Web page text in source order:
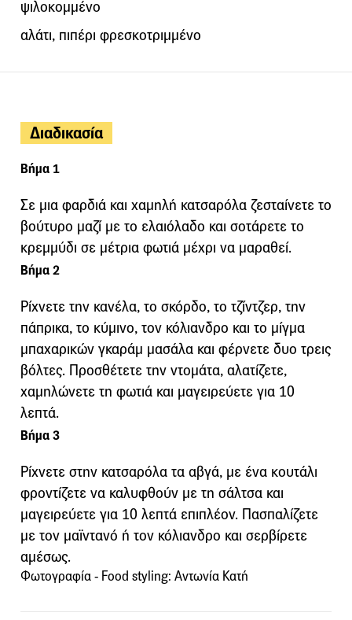
ψιλοκομμένο
αλάτι, πιπέρι φρεσκοτριμμένο
Διαδικασία
Βήμα 1
Σε μια φαρδιά και χαμηλή κατσαρόλα ζεσταίνετε το
βούτυρο μαζί με το ελαιόλαδο και σοτάρετε το
κρεμμύδι σε μέτρια φωτιά μέχρι να μαραθεί.
Βήμα 2
Ρίχνετε την κανέλα, το σκόρδο, το τζίντζερ, την
πάπρικα, το κύμινο, τον κόλιανδρο και το μίγμα
μπαχαρικών γκαράμ μασάλα και φέρνετε δυο τρεις
βόλτες. Προσθέτετε την ντομάτα, αλατίζετε,
χαμηλώνετε τη φωτιά και μαγειρεύετε για 10
λεπτά.
Βήμα 3
Ρίχνετε στην κατσαρόλα τα αβγά, με ένα κουτάλι
φροντίζετε να καλυφθούν με τη σάλτσα και
μαγειρεύετε για 10 λεπτά επιπλέον. Πασπαλίζετε
με τον μαϊντανό ή τον κόλιανδρο και σερβίρετε
αμέσως.
Φωτογραφία - Food styling: Αντωνία Κατή